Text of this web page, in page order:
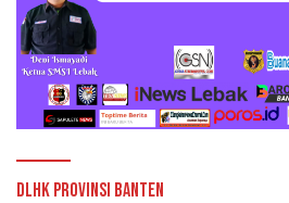
DLHK Provinsi Banten